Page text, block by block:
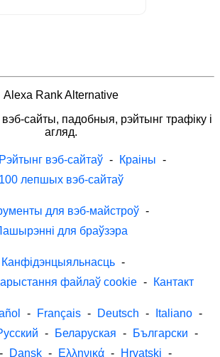
Alexa Rank Alternative
сайты, падобныя, рэйтынг трафіку і
агляд.
Рэйтынг вэб-сайтаў - Краіны -
100 лепшых вэб-сайтаў
для вэб-майстроў -
для браўзэра
Канфідэнцыяльнасць -
файлаў cookie - Кантакт
- Français - Deutsch - Italiano -
- Беларуская - Български -
- Dansk - Ελληνικά - Hrvatski -